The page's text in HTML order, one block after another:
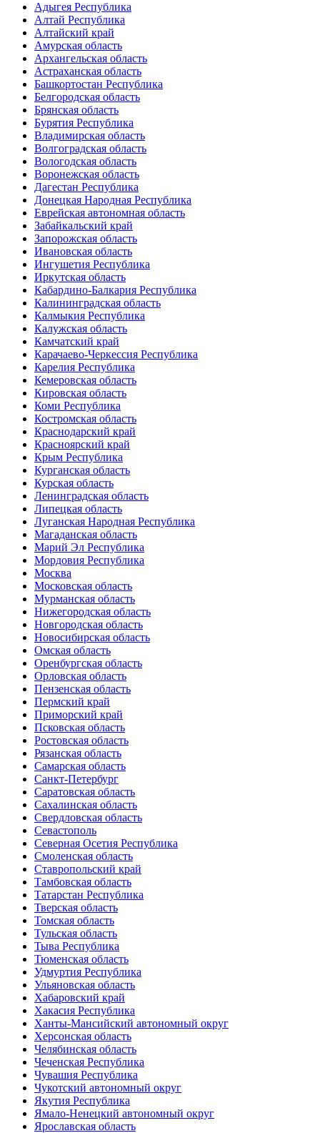
Адыгея Республика
Алтай Республика
Алтайский край
Амурская область
Архангельская область
Астраханская область
Башкортостан Республика
Белгородская область
Брянская область
Бурятия Республика
Владимирская область
Волгоградская область
Вологодская область
Воронежская область
Дагестан Республика
Донецкая Народная Республика
Еврейская автономная область
Забайкальский край
Запорожская область
Ивановская область
Ингушетия Республика
Иркутская область
Кабардино-Балкария Республика
Калининградская область
Калмыкия Республика
Калужская область
Камчатский край
Карачаево-Черкессия Республика
Карелия Республика
Кемеровская область
Кировская область
Коми Республика
Костромская область
Краснодарский край
Красноярский край
Крым Республика
Курганская область
Курская область
Ленинградская область
Липецкая область
Луганская Народная Республика
Магаданская область
Марий Эл Республика
Мордовия Республика
Москва
Московская область
Мурманская область
Нижегородская область
Новгородская область
Новосибирская область
Омская область
Оренбургская область
Орловская область
Пензенская область
Пермский край
Приморский край
Псковская область
Ростовская область
Рязанская область
Самарская область
Санкт-Петербург
Саратовская область
Сахалинская область
Свердловская область
Севастополь
Северная Осетия Республика
Смоленская область
Ставропольский край
Тамбовская область
Татарстан Республика
Тверская область
Томская область
Тульская область
Тыва Республика
Тюменская область
Удмуртия Республика
Ульяновская область
Хабаровский край
Хакасия Республика
Ханты-Мансийский автономный округ
Херсонская область
Челябинская область
Чеченская Республика
Чувашия Республика
Чукотский автономный округ
Якутия Республика
Ямало-Ненецкий автономный округ
Ярославская область